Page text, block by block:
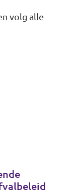
volg alle